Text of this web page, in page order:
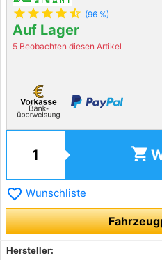
star star star star star_half (96 %)
Auf Lager
5 Beobachten diesen Artikel
shopping_cart
favorite_border Wunschliste
Hersteller: